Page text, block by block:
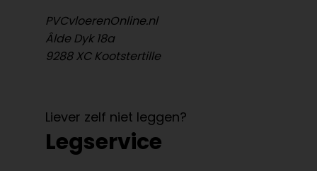
PVCvloerenOnline.nl
Âlde Dyk 18a
9288 XC Kootstertille
Liever zelf niet leggen?
Legservice